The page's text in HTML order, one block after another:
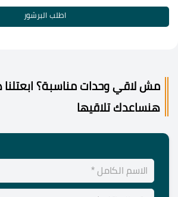
اطلب البرشور
مش لاقي وحدات مناسبة؟
هنساعدك تلاقيها